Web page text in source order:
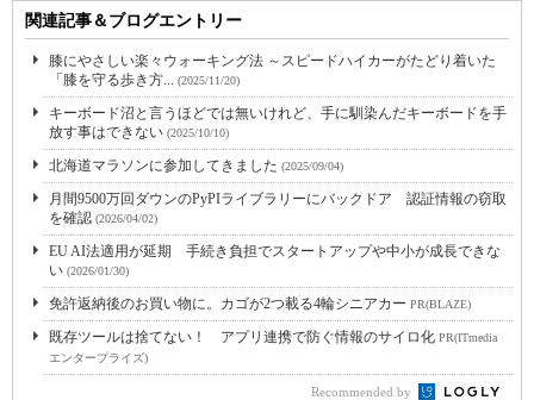
関連記事＆ブログエントリー
膝にやさしい楽々ウォーキング法 ～スピードハイカーがたどり着いた
「膝を守る歩き方...
(2025/11/20)
キーボード沼と言うほどでは無いけれど、手に馴染んだキーボードを手
放す事はできない (2025/10/10)
北海道マラソンに参加してきました (2025/09/04)
月間9500万回ダウンのPyPIライブラリーにバックドア 認証情報の窃取
を確認 (2026/04/02)
EU AI法適用が延期 手続き負担でスタートアップや中小が成長できな
い (2026/01/30)
免許返納後のお買い物に。カゴが2つ載る4輪シニアカー PR(BLAZE)
既存ツールは捨てない！ アプリ連携で防ぐ情報のサイロ化 PR(ITmedia
エンタープライズ)
Recommended by